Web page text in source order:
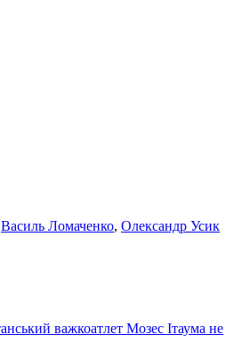
Василь Ломаченко, Олександр Усик